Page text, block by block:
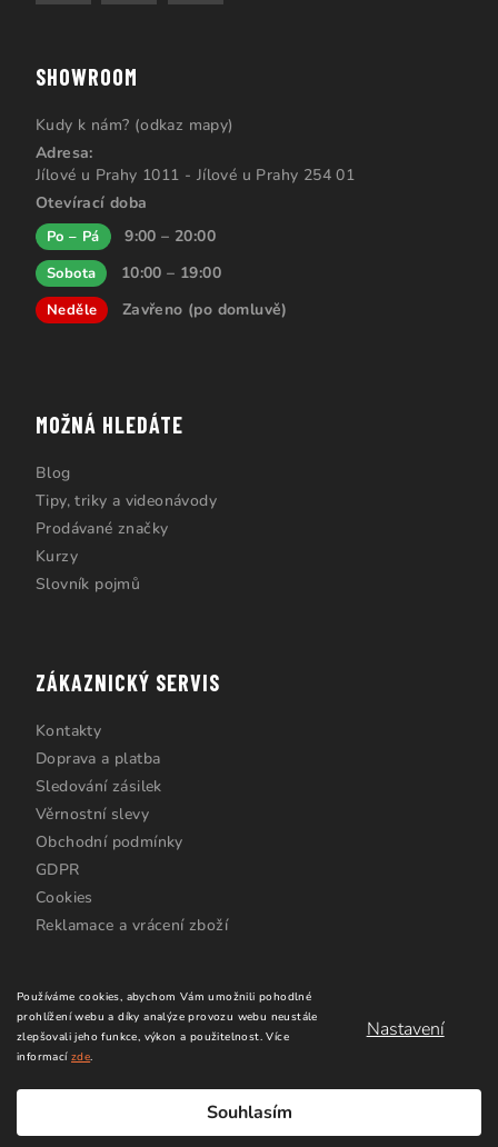
Používáme cookies, abychom Vám umožnili pohodlné
prohlížení webu a díky analýze provozu webu neustále
zlepšovali jeho funkce, výkon a použitelnost.Více
informacízde.
Nastavení
Souhlasím
SHOWROOM
Kudy k nám? (odkaz mapy)
Adresa:
Jílové u Prahy 1011 - Jílové u Prahy 254 01
Otevírací doba
Po – Pá 9:00 – 20:00
Sobota 10:00 – 19:00
Neděle Zavřeno (po domluvě)
MOŽNÁ HLEDÁTE
Blog
Tipy, triky a videonávody
Prodávané značky
Kurzy
Slovník pojmů
ZÁKAZNICKÝ SERVIS
Kontakty
Doprava a platba
Sledování zásilek
Věrnostní slevy
Obchodní podmínky
GDPR
Cookies
Reklamace a vrácení zboží
vyhrazena.Upravit nastavení cookies
Vytvořil Shoptet